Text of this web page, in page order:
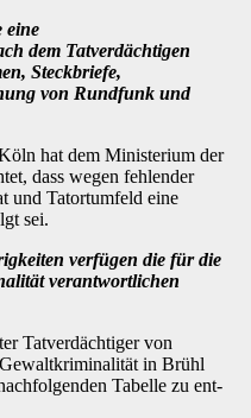
eine
dem Tatverdächti­gen
Steckbriefe,
von Rundfunk und
hat dem Ministerium der
dass wegen fehlender
und Tatortumfeld eine
sei.
verfügen die für die
verantwortlichen
Tatverdächtiger von
in Brühl
Tabelle zu ent­